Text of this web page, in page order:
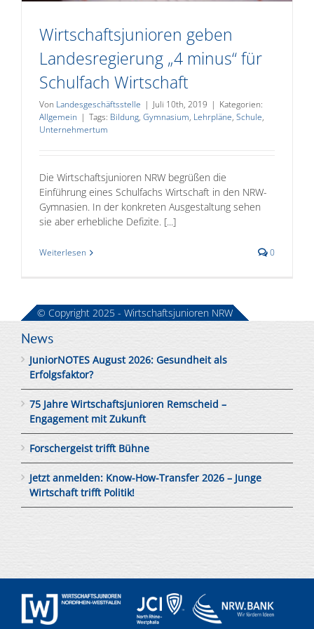
Wirtschaftsjunioren geben
Landesregierung „4 minus“ für
Schulfach Wirtschaft
Von Landesgeschäftsstelle | Juli 10th, 2019 | Kategorien:
Allgemein | Tags: Bildung, Gymnasium, Lehrpläne, Schule,
Unternehmertum
Die Wirtschaftsjunioren NRW begrüßen die
Einführung eines Schulfachs Wirtschaft in den NRW-
Gymnasien. In der konkreten Ausgestaltung sehen
sie aber erhebliche Defizite. [...]
Weiterlesen 0
News
JuniorNOTES August 2026: Gesundheit als
Erfolgsfaktor?
75 Jahre Wirtschaftsjunioren Remscheid –
Engagement mit Zukunft
Forschergeist trifft Bühne
Jetzt anmelden: Know-How-Transfer 2026 – Junge
Wirtschaft trifft Politik!
© Copyright 2025 - Wirtschaftsjunioren NRW